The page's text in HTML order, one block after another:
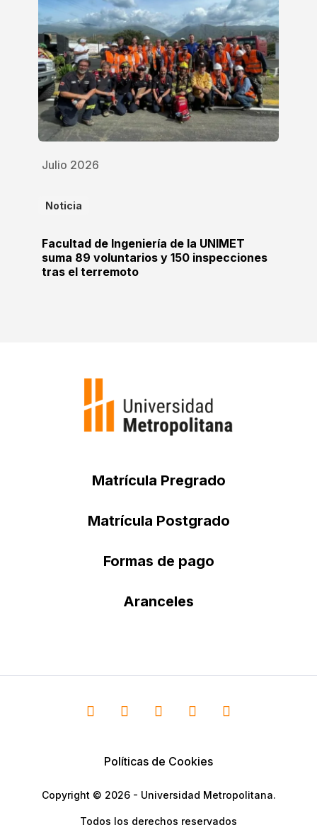
Julio 2026
Noticia
Facultad de Ingeniería de la UNIMET
suma 89 voluntarios y 150 inspecciones
tras el terremoto
Matrícula Pregrado
Matrícula Postgrado
Formas de pago
Aranceles
Políticas de Cookies
Copyright © 2026 - Universidad Metropolitana.
Todos los derechos reservados